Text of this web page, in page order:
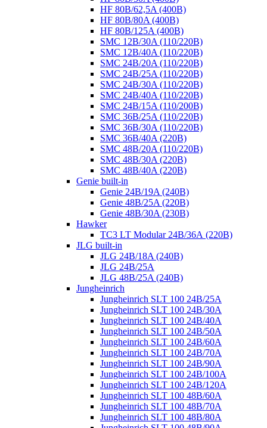
HF 80B/62,5A (400B)
HF 80B/80A (400B)
HF 80B/125A (400B)
SMC 12B/30A (110/220B)
SMC 12B/40A (110/220B)
SMC 24B/20A (110/220B)
SMC 24B/25A (110/220B)
SMC 24B/30A (110/220B)
SMC 24B/40A (110/220B)
SMC 24B/15A (110/200B)
SMC 36B/25A (110/220B)
SMC 36B/30A (110/220B)
SMC 36B/40A (220B)
SMC 48B/20A (110/220B)
SMC 48B/30A (220B)
SMC 48B/40A (220B)
Genie built-in
Genie 24B/19A (240B)
Genie 48B/25A (220B)
Genie 48B/30A (230B)
Hawker
TC3 LT Modular 24В/36А (220B)
JLG built-in
JLG 24B/18A (240B)
JLG 24B/25A
JLG 48B/25A (240B)
Jungheinrich
Jungheinrich SLT 100 24B/25A
Jungheinrich SLT 100 24B/30A
Jungheinrich SLT 100 24B/40A
Jungheinrich SLT 100 24B/50A
Jungheinrich SLT 100 24B/60A
Jungheinrich SLT 100 24B/70A
Jungheinrich SLT 100 24B/90A
Jungheinrich SLT 100 24B/100A
Jungheinrich SLT 100 24B/120A
Jungheinrich SLT 100 48B/60A
Jungheinrich SLT 100 48B/70A
Jungheinrich SLT 100 48B/80A